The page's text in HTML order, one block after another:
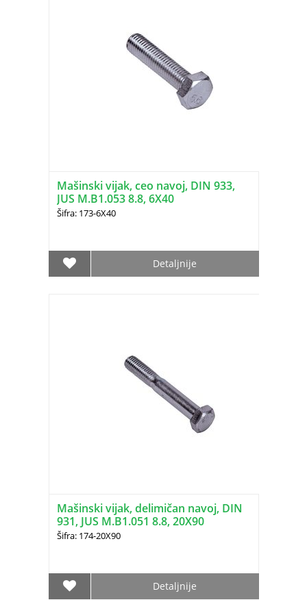
Mašinski vijak, ceo navoj, DIN 933,
JUS M.B1.053 8.8, 6X40
Šifra: 173-6X40
Detaljnije
Mašinski vijak, delimičan navoj, DIN
931, JUS M.B1.051 8.8, 20X90
Šifra: 174-20X90
Detaljnije